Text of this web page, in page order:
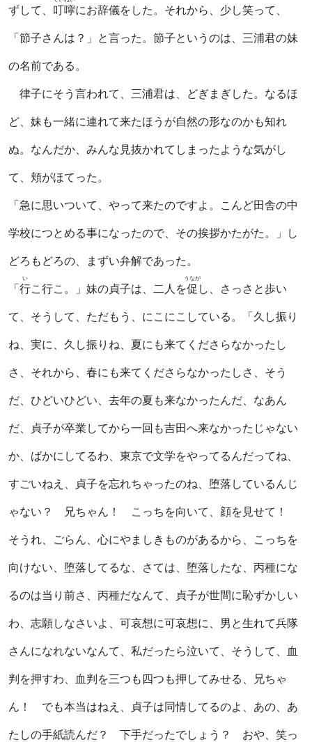
ずして、 叮嚀にお辞儀をした。それから、少し笑って、
「節子さんは？」と言った。節子というのは、三浦君の妹
の名前である。
律子にそう言われて、三浦君は、どぎまぎした。なるほ
ど、妹も一緒に連れて来たほうが自然の形なのかも知れ
ぬ。なんだか、みんな見抜かれてしまったような気がし
て、頬がほてった。
「急に思いついて、やって来たのですよ。こんど田舎の中
学校につとめる事になったので、その挨拶かたがた。」し
どろもどろの、まずい弁解であった。
「行
い
こ行こ。」妹の貞子は、二人を促
うなが
し、さっさと歩い
て、そうして、ただもう、にこにこしている。「久し振り
ね、実に、久し振りね、夏にも来てくださらなかったし
さ、それから、春にも来てくださらなかったしさ、そう
だ、ひどいひどい、去年の夏も来なかったんだ、なあん
だ、貞子が卒業してから一回も吉田へ来なかったじゃない
か、ばかにしてるわ、東京で文学をやってるんだってね、
すごいねえ、貞子を忘れちゃったのね、堕落しているんじ
ゃない？ 兄ちゃん！ こっちを向いて、顔を見せて！
そうれ、ごらん、心にやましきものがあるから、こっちを
向けない、堕落してるな、さては、堕落したな、丙種にな
るのは当り前さ、丙種だなんて、貞子が世間に恥ずかしい
わ、志願しなさいよ、可哀想に可哀想に、男と生れて兵隊
さんになれないなんて、私だったら泣いて、そうして、血
判を押すわ、血判を三つも四つも押してみせる、兄ちゃ
ん！ でも本当はねえ、貞子は同情してるのよ、あの、あ
たしの手紙読んだ？ 下手だったでしょう？ おや、笑っ